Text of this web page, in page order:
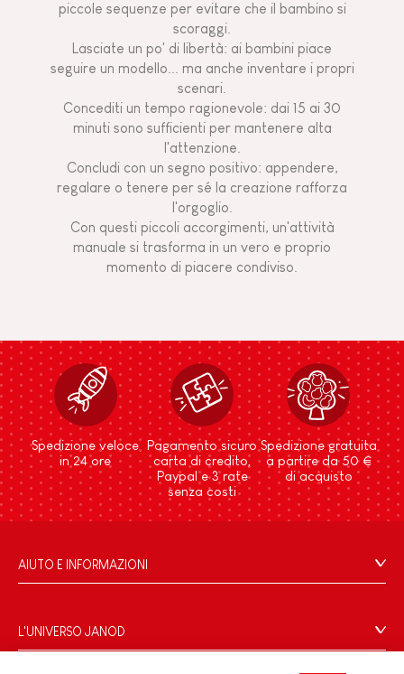
piccole sequenze per evitare che il bambino si
scoraggi.
Lasciate un po' di libertà: ai bambini piace
seguire un modello... ma anche inventare i propri
scenari.
Concediti un tempo ragionevole: dai 15 ai 30
minuti sono sufficienti per mantenere alta
l'attenzione.
Concludi con un segno positivo: appendere,
regalare o tenere per sé la creazione rafforza
l'orgoglio.
Con questi piccoli accorgimenti, un'attività
manuale si trasforma in un vero e proprio
momento di piacere condiviso.
Spedizione veloce
in 24 ore
Pagamento sicuro
carta di credito,
Paypal e 3 rate
senza costi
Spedizione gratuita
a partire da 50 €
di acquisto
AIUTO E INFORMAZIONI
Domande Frequenti
Contatti
L'UNIVERSO JANOD